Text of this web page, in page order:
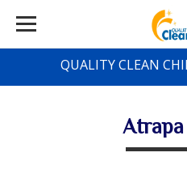
QUALITY CLEAN